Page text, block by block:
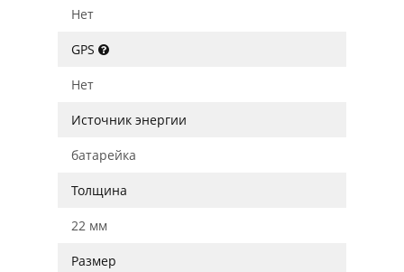
Нет
GPS
Нет
Источник энергии
батарейка
Толщина
22 мм
Размер